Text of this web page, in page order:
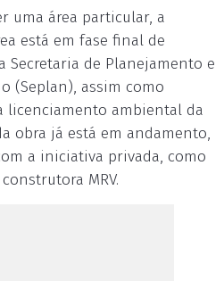
uma área particular, a
está em fase final de
Secretaria de Planejamento e
(Seplan), assim como
licenciamento ambiental da
obra já está em andamento,
a iniciativa privada, como
MRV.